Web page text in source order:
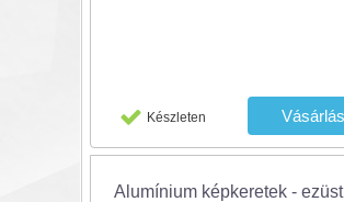
Készleten
Alumínium képkeretek - ezüst